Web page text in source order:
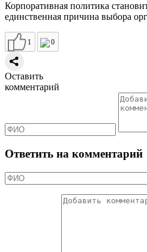
Корпоративная политика
единственная причина выбора
1 0
Оставить
комментарий
Ответить на комментарий